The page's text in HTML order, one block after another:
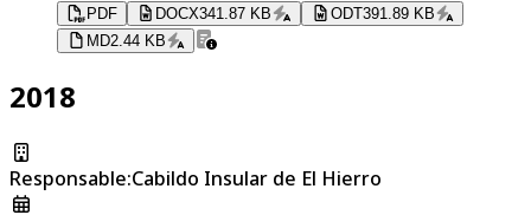
PDF DOCX341.87 KB ODT391.89 KB
MD2.44 KB
2018
Responsable:Cabildo Insular de El Hierro